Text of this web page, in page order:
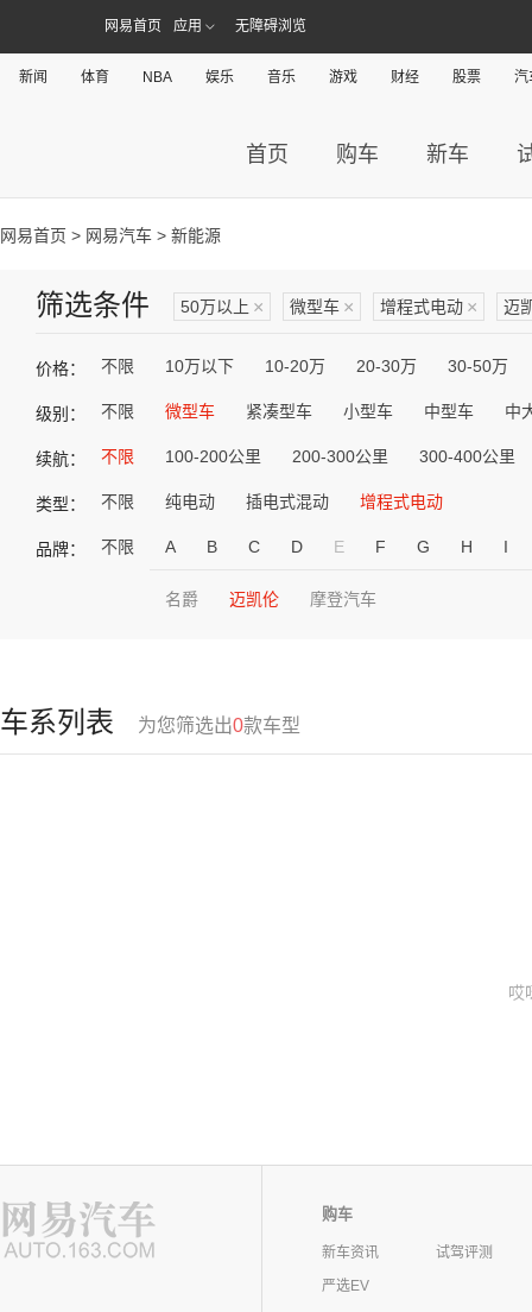
网易首页 应用 无障碍浏览
新闻 体育 NBA 娱乐 音乐 游戏 财经 股票 汽
首页 购车 新车
网易首页 > 网易汽车 > 新能源
筛选条件 50万以上 × 微型车 × 增程式电动 × 迈
价格： 不限 10万以下 10-20万 20-30万 30-50万
级别： 不限 微型车 紧凑型车 小型车 中型车 中
续航： 不限 100-200公里 200-300公里 300-400公里
类型： 不限 纯电动 插电式混动 增程式电动
品牌： 不限 A B C D E F G H I
名爵 迈凯伦 摩登汽车
车系列表 为您筛选出0款车型
哎
购车
新车资讯
试驾评测
严选EV